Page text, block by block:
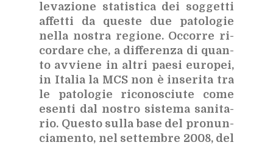
le­va­zio­ne sta­ti­sti­ca dei sog­get­ti
af­fet­ti da que­ste due pa­to­lo­gie
nel­la no­stra re­gio­ne. Oc­cor­re ri­
cor­da­re che, a dif­fe­ren­za di quan­
to av­vie­ne in al­tri pae­si eu­ro­pei,
in Ita­lia la MCS non è in­se­ri­ta tra
le pa­to­lo­gie ri­co­no­sciu­te come
esen­ti dal no­stro si­ste­ma sa­ni­ta­
rio. Que­sto sul­la base del pro­nun­
cia­men­to, nel set­tem­bre 2008, del